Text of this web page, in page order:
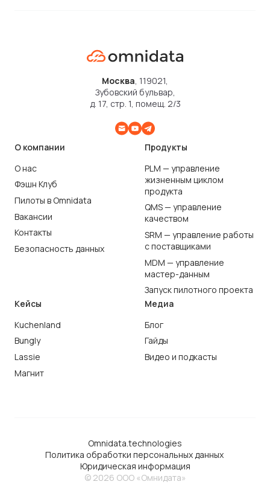
Москва, 119021,
Зубовский бульвар,
д. 17, стр. 1, помещ. 2/3
О компании
О нас
Фэшн Клуб
Пилоты в Omnidata
Вакансии
Контакты
Безопасность данных
Продукты
PLM — управление
жизненным циклом
продукта
QMS — управление
качеством
SRM — управление работы
с поставщиками
MDM — управление
мастер-данным
Запуск пилотного проекта
Кейсы
Kuchenland
Bungly
Lassie
Магнит
Медиа
Блог
Гайды
Видео и подкасты
Omnidata.technologies
Политика обработки персональных данных
Юридическая информация
© 2026 ООО «Омнидата»